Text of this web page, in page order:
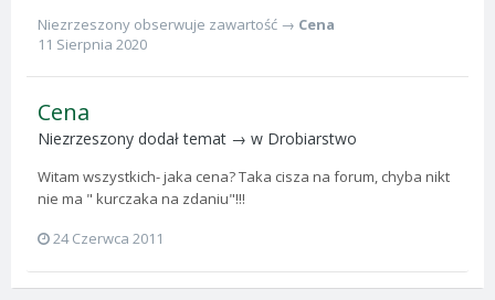
Niezrzeszony obserwuje zawartość → Cena
11 Sierpnia 2020
Cena
Niezrzeszony dodał temat → w Drobiarstwo
Witam wszystkich- jaka cena? Taka cisza na forum, chyba nikt
nie ma " kurczaka na zdaniu"!!!
24 Czerwca 2011